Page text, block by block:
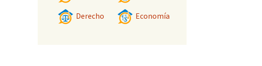
Derecho Economía